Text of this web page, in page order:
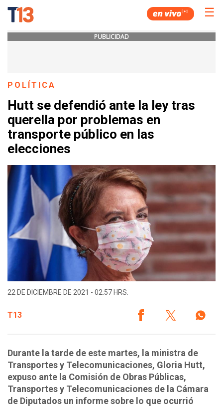
☰
PUBLICIDAD
POLÍTICA
Hutt se defendió ante la ley tras
querella por problemas en
transporte público en las
elecciones
22 DE DICIEMBRE DE 2021 - 02:57 HRS.
T13
Durante la tarde de este martes, la ministra de
Transportes y Telecomunicaciones, Gloria Hutt,
expuso ante la Comisión de Obras Públicas,
Transportes y Telecomunicaciones de la Cámara
de Diputados un informe sobre lo que ocurrió